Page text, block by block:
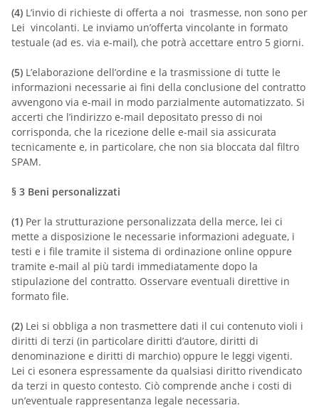
(4) L’invio di richieste di offerta a noi trasmesse, non sono per
Lei vincolanti. Le inviamo un’offerta vincolante in formato
testuale (ad es. via e-mail), che potrà accettare entro 5 giorni.
(5) L’elaborazione dell’ordine e la trasmissione di tutte le
informazioni necessarie ai fini della conclusione del contratto
avvengono via e-mail in modo parzialmente automatizzato. Si
accerti che l’indirizzo e-mail depositato presso di noi
corrisponda, che la ricezione delle e-mail sia assicurata
tecnicamente e, in particolare, che non sia bloccata dal filtro
SPAM.
§ 3 Beni personalizzati
(1) Per la strutturazione personalizzata della merce, lei ci
mette a disposizione le necessarie informazioni adeguate, i
testi e i file tramite il sistema di ordinazione online oppure
tramite e-mail al più tardi immediatamente dopo la
stipulazione del contratto. Osservare eventuali direttive in
formato file.
(2) Lei si obbliga a non trasmettere dati il cui contenuto violi i
diritti di terzi (in particolare diritti d’autore, diritti di
denominazione e diritti di marchio) oppure le leggi vigenti.
Lei ci esonera espressamente da qualsiasi diritto rivendicato
da terzi in questo contesto. Ciò comprende anche i costi di
un’eventuale rappresentanza legale necessaria.